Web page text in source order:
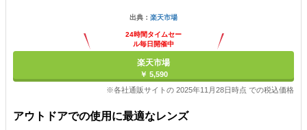
出典： 楽天市場
24時間タイムセー
ル毎日開催中
楽天市場
￥ 5,590
※各社通販サイトの 2025年11月28日時点 での税込価格
アウトドアでの使用に最適なレンズ